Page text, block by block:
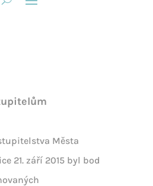
Města
21. září 2015 byl bod